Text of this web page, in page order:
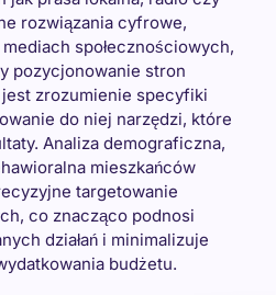
rozwiązania cyfrowe,
społecznościowych,
pozycjonowanie stron
zrozumienie specyfiki
do niej narzędzi, które
Analiza demograficzna,
mieszkańców
targetowanie
co znacząco podnosi
działań i minimalizuje
budżetu.